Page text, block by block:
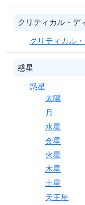
クリティカル・デ
クリティカル
惑星
惑星
太陽
月
水星
金星
火星
木星
土星
天王星